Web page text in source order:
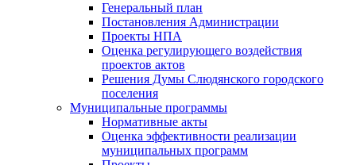
Генеральный план
Постановления Администрации
Проекты НПА
Оценка регулирующего воздействия
проектов актов
Решения Думы Слюдянского городского
поселения
Муниципальные программы
Нормативные акты
Оценка эффективности реализации
муниципальных программ